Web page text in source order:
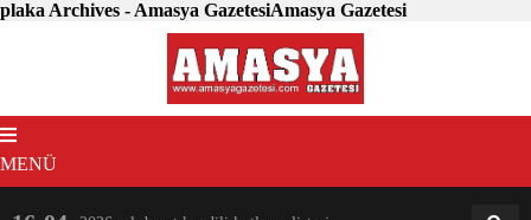
plaka Archives - Amasya GazetesiAmasya Gazetesi
MENÜ